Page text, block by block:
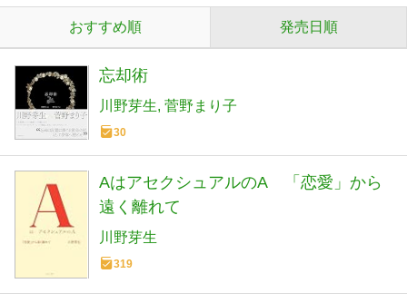
おすすめ順 発売日順
忘却術
川野芽生 菅野まり子
30
AはアセクシュアルのA 「恋愛」から
遠く離れて
川野芽生
319